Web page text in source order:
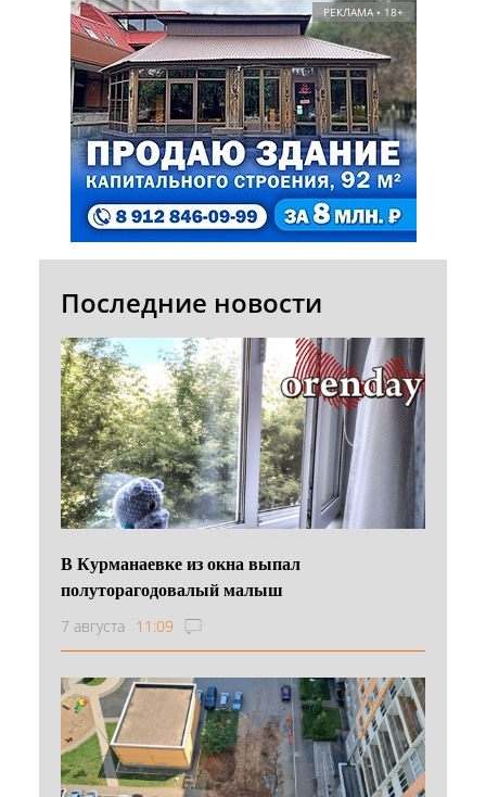
РЕКЛАМА • 18+
Последние новости
В Курманаевке из окна выпал
полуторагодовалый малыш
7 августа 11:09